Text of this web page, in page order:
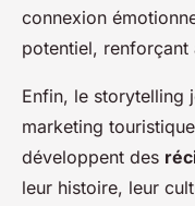
connexion
potentiel, renforçant
Enfin, le storytelling
marketing
développent des
leur histoire, leur